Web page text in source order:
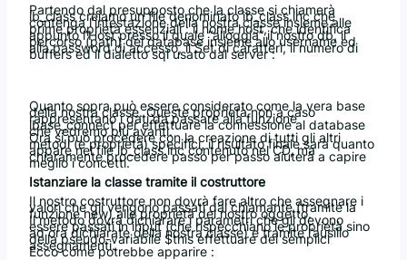
Partendo dal presupposto che la classe si chiamerà
ib_class creiamo un file denominato ib_class.inc che
contenga l’intestazione della nostra classe insieme alle
prime proprietà essenziali : il nome host, che identifica
appunto l’Host presso il quale “alloggia” il nostro db, il
percorso (path) del database insieme allo username ed
alla password di accesso, il Set di caratteri, il numero di
buffers ed il dialetto sql usato dal server :
Quanto sopra può essere considerato come la vera base
della nostra classe. Queste proprietà non a caso
rappresentano i dati da passare alla funzione
ibase_connect per effettuare la connessione al database
che vedremo più avanti.
Ora si può procedere con la creazione di tutti gli altri
metodi (e proprietà) specifici, il risultato finale sarà quanto
appare nel file ib_class.inc contenuto nel CD, ma
chiaramente procedere passo per passo aiuterà a capire
meglio i concetti.
Istanziare la classe tramite il costruttore
Il nostro costruttore non dovrà fare altro che assegnare i
valori che gli vengono passati dal chiamante (tramite la
funzione new) alle proprietà del nostro oggetto.
Il metodo dovrà dichiarare i parametri che gli devono
essere passati in input (che rispecchiano le proprietà sino
ad ora dichiarate della nostra classe) e tramite l’ausilio
della pseudo-variabile $this effettuare dei semplici
assegnamenti.
Ecco come potrebbe apparire :